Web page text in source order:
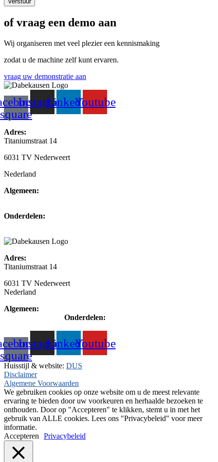
of vraag een demo aan
Wij organiseren met veel plezier een kennismaking
zodat u de machine zelf kunt ervaren.
vraag uw demonstratie aan
square
InstagramLinkedinYoutube
Adres:
Titaniumstraat 14
6031 TV Nederweert
Nederland
Algemeen:
Onderdelen:
Adres:
Titaniumstraat 14
6031 TV Nederweert
Nederland
Algemeen:
Onderdelen:
square
InstagramLinkedinYoutube
Huisstijl & website: DUS
Disclaimer
Algemene Voorwaarden
We gebruiken cookies op onze website om u de meest relevante
ervaring te bieden door uw voorkeuren en herhaalde bezoeken te
onthouden. Door op "Accepteren" te klikken, stemt u in met het
gebruik van ALLE cookies. Lees ons "Privacybeleid" voor meer
informatie.
Accepteren
Privacybeleid